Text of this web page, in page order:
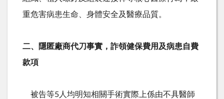
重危害病患生命、身體安全及醫療品質。
二、隱匿廠商代刀事實，詐領健保費用及病患自費
款項
被告等5人均明知相關手術實際上係由不具醫師